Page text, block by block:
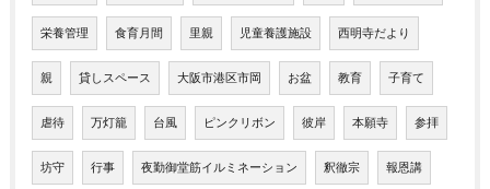
栄養管理 食育月間 里親 児童養護施設 西明寺だより
親 貸しスペース 大阪市港区市岡 お盆 教育 子育て
虐待 万灯籠 台風 ピンクリボン 彼岸 本願寺 参拝
坊守 行事 夜勤御堂筋イルミネーション 釈徹宗 報恩講